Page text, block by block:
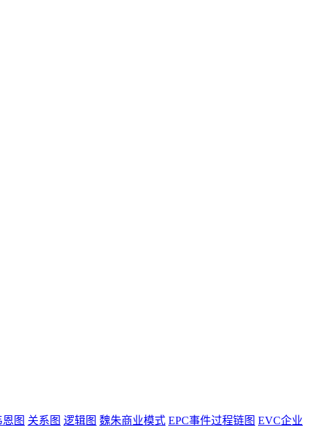
恩图 关系图 逻辑图 魏朱商业模式 EPC事件过程链图 EVC企业